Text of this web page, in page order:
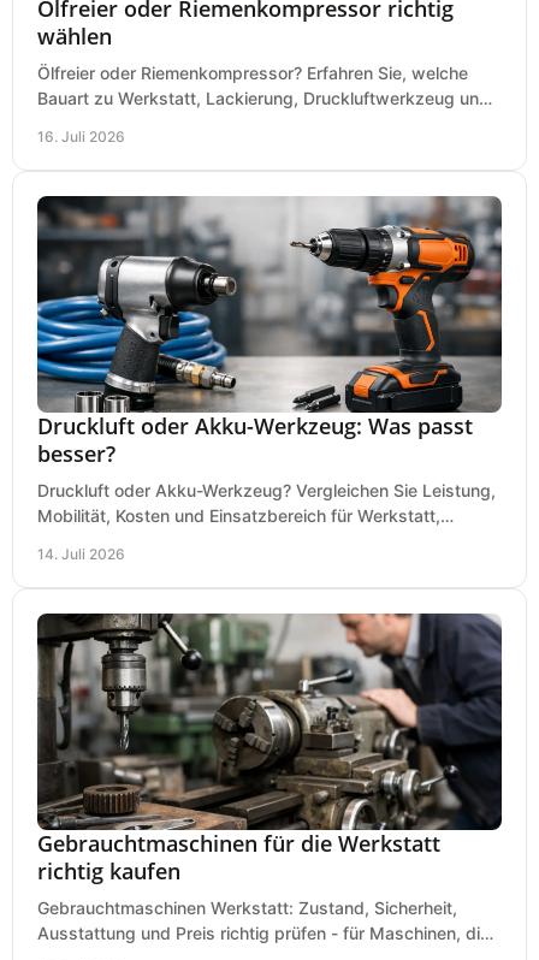
Ölfreier oder Riemenkompressor richtig
wählen
Ölfreier oder Riemenkompressor? Erfahren Sie, welche
Bauart zu Werkstatt, Lackierung, Druckluftwerkzeug und
16. Juli 2026
Druckluft oder Akku-Werkzeug: Was passt
besser?
Druckluft oder Akku-Werkzeug? Vergleichen Sie Leistung,
Mobilität, Kosten und Einsatzbereich für Werkstatt,
14. Juli 2026
Gebrauchtmaschinen für die Werkstatt
richtig kaufen
Gebrauchtmaschinen Werkstatt: Zustand, Sicherheit,
Ausstattung und Preis richtig prüfen - für Maschinen, die